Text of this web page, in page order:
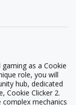
as a Cookie
role, you will
hub, dedicated
Cookie Clicker 2.
complex mechanics